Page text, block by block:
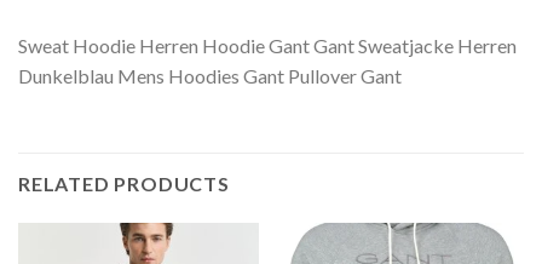
Sweat Hoodie Herren Hoodie Gant Gant Sweatjacke Herren
Dunkelblau Mens Hoodies Gant Pullover Gant
RELATED PRODUCTS